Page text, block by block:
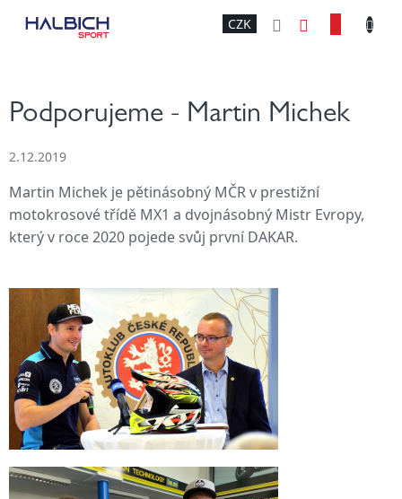
CZK
Podporujeme - Martin Michek
2.12.2019
Martin Michek je pětinásobný MČR v prestižní
motokrosové třídě MX1 a dvojnásobný Mistr Evropy,
který v roce 2020 pojede svůj první DAKAR.